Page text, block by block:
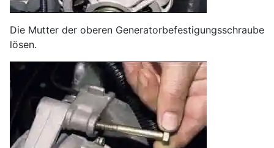
Die Mutter der oberen Generatorbefestigungsschraube
lösen.